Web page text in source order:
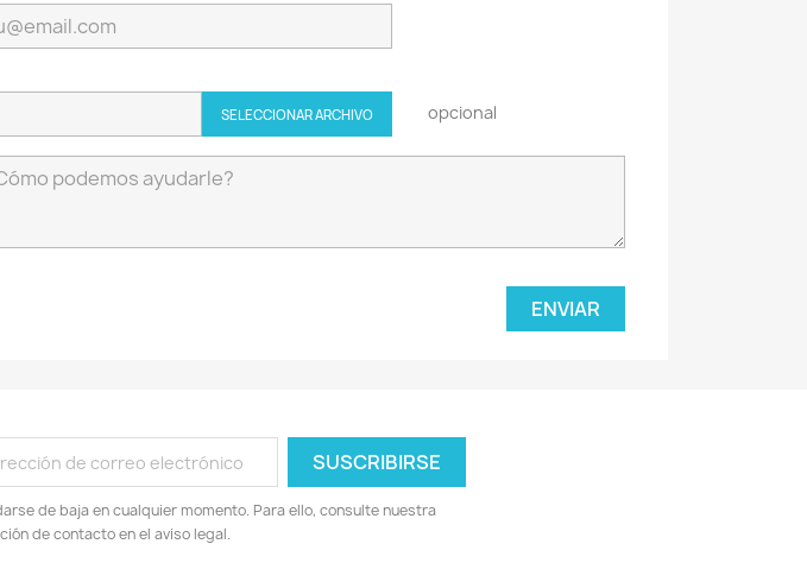
SELECCIONAR ARCHIVO opcional
de baja en cualquier momento. Para ello, consulte nuestra
de contacto en el aviso legal.